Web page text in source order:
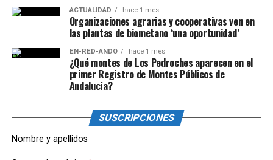
ACTUALIDAD hace 1 mes
Organizaciones agrarias y cooperativas ven en
las plantas de biometano ‘una oportunidad’
EN-RED-ANDO hace 1 mes
¿Qué montes de Los Pedroches aparecen en el
primer Registro de Montes Públicos de
Andalucía?
SUSCRIPCIONES
Nombre y apellidos